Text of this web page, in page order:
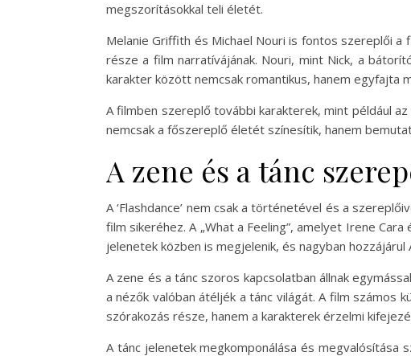
megszorításokkal teli életét.
Melanie Griffith és Michael Nouri is fontos szereplői
része a film narratívájának. Nouri, mint Nick, a
karakter között nemcsak romantikus, hanem egyfajta
A filmben szereplő további karakterek, mint például
nemcsak a főszereplő életét színesítik, hanem
A zene és a tánc
A ‘Flashdance’ nem csak a történetével és a
film sikeréhez. A „What a Feeling”, amelyet Irene
jelenetek közben is megjelenik, és nagyban
A zene és a tánc szoros kapcsolatban állnak
a nézők valóban átéljék a tánc világát. A film
szórakozás része, hanem a karakterek érzelmi
A tánc jelenetek megkomponálása és megvalósítása